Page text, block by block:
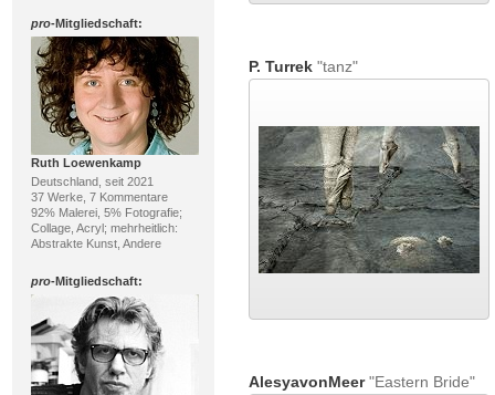
pro-Mitgliedschaft:
Ruth Loewenkamp
Deutschland, seit 2021
37 Werke, 7 Kommentare
92% Malerei, 5% Fotografie;
Collage, Acryl; mehrheitlich:
Abstrakte Kunst, Andere
pro-Mitgliedschaft:
P. Turrek"tanz"
AlesyavonMeer"Eastern Bride"